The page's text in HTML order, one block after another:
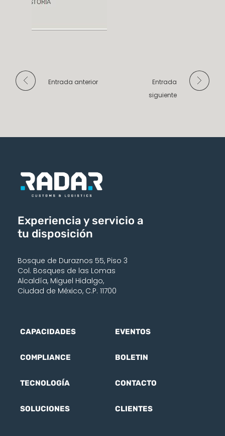
Entrada anterior
Entrada
siguiente
Experiencia y servicio a
tu disposición
Bosque de Duraznos 55, Piso 3
Col. Bosques de las Lomas
Alcaldía, Miguel Hidalgo,
Ciudad de México, C.P. 11700
CAPACIDADES
COMPLIANCE
TECNOLOGÍA
SOLUCIONES
EVENTOS
BOLETIN
CONTACTO
CLIENTES